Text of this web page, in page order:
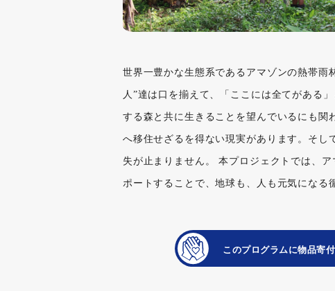
世界一豊かな生態系であるアマゾンの熱帯雨
人”達は口を揃えて、「ここには全てがある
する森と共に生きることを望んでいるにも関
へ移住せざるを得ない現実があります。そし
失が止まりません。 本プロジェクトでは、
ポートすることで、地球も、人も元気になる